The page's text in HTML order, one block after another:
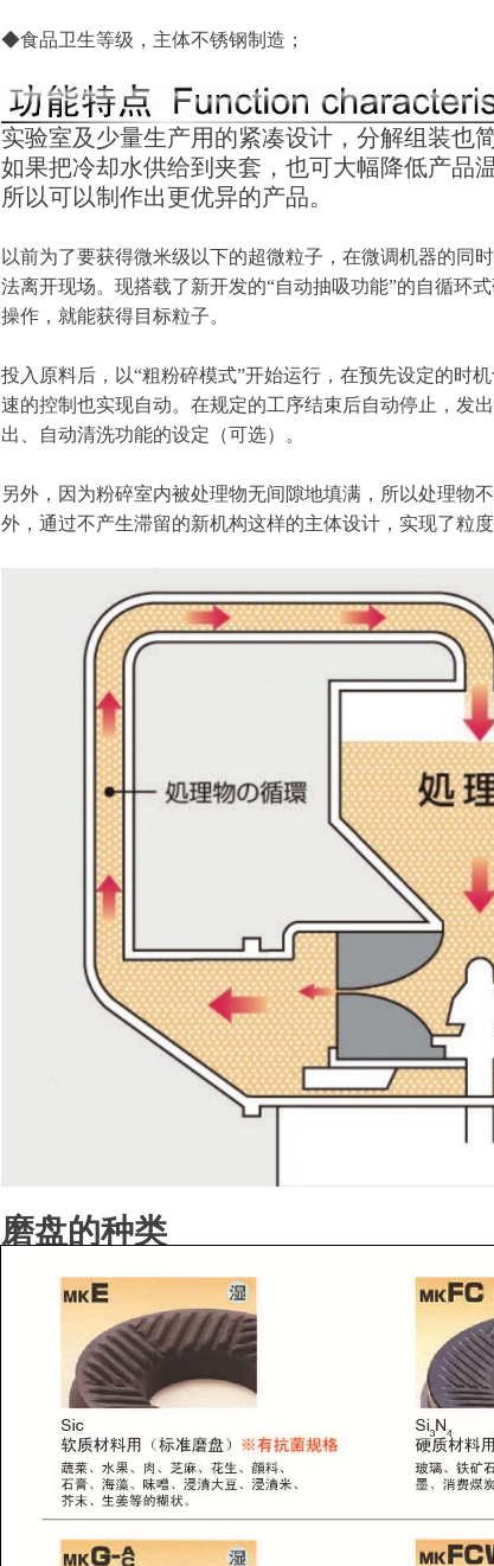
◆食品卫生等级，主体不锈钢制造；
实验室及少量生产用的紧凑设计，分解组装也简
如果把冷却水供给到夹套，也可大幅降低产品
所以可以制作出更优异的产品。
以前为了要获得微米级以下的超微粒子，在微调机器的同
法离开现场。现搭载了新开发的“自动抽吸功能”的自循环
操作，就能获得目标粒子。
投入原料后，以“粗粉碎模式”开始运行，在预先设定的时
速的控制也实现自动。在规定的工序结束后自动停止，发
出、自动清洗功能的设定（可选）。
另外，因为粉碎室内被处理物无间隙地填满，所以处理物
外，通过不产生滞留的新机构这样的主体设计，实现了粒
磨盘的种类